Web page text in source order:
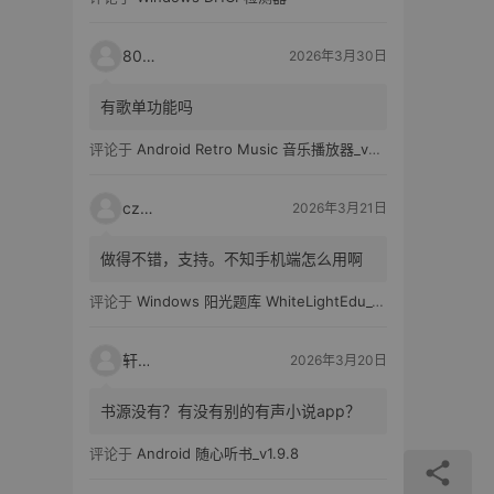
80521 2026年3月30日
有歌单功能吗
评论于 Android Retro Music 音乐播放器_v6.6.0
czh7 2026年3月21日
做得不错，支持。不知手机端怎么用啊
评论于 Windows 阳光题库 WhiteLightEdu_v2.0.0
轩爸 2026年3月20日
书源没有？有没有别的有声小说app？
评论于 Android 随心听书_v1.9.8